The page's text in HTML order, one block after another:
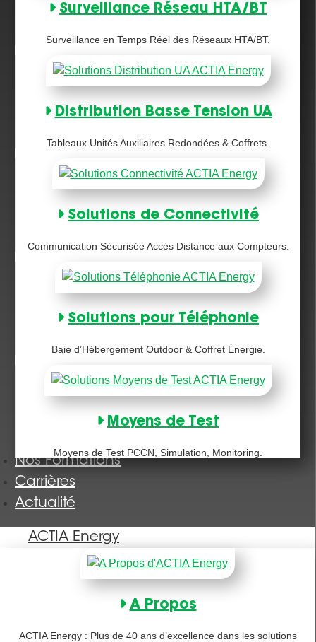
Surveillance Réseau HTA/BT
Surveillance en Temps Réel des Réseaux HTA/BT.
Distribution Basse Tension UA
Tableaux Unités Auxiliaires Redondées & Coffrets.
Solutions de Connectivité
Communication Sécurisée Accès Distance aux Compteurs.
Solutions pour Téléphonie
Baie d’Hébergement Outdoor & Coffret Énergie.
Moyens de Test
Moyens de Test PCCN, Simulation, Monitoring.
Nos Formations
Carrières
Actualité
ACTIA Energy
A Propos
ACTIA Energy : Plus de 40 ans d’excellence dans les solutions